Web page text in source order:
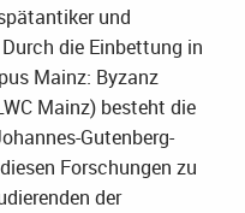
und
die Einbettung in
Mainz: Byzanz
Mainz) besteht die
Gutenberg-
Forschungen zu
der